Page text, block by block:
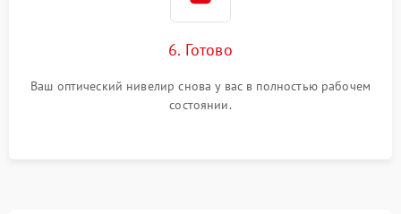
6. Готово
Ваш оптический нивелир снова у вас в полностью рабочем
состоянии.